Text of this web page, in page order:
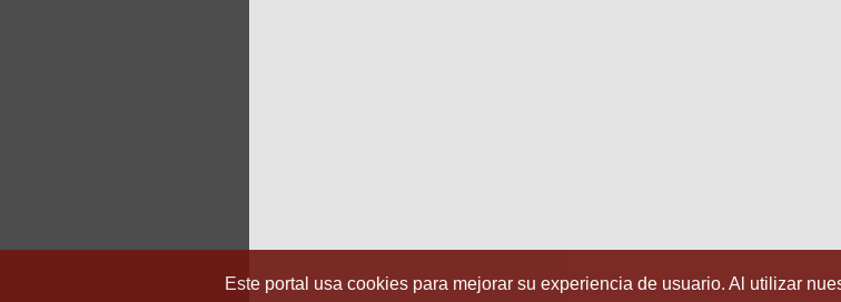
Este portal usa cookies para mejorar su experiencia de usuario. Al utilizar